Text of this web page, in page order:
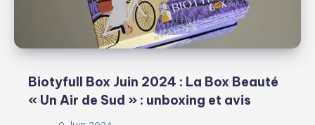
Biotyfull Box Juin 2024 : La Box Beauté
« Un Air de Sud » : unboxing et avis